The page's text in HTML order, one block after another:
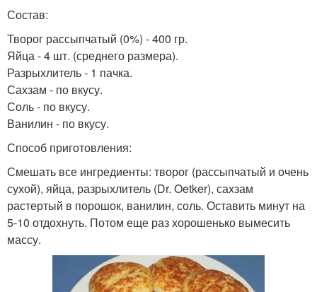
Состав:
Творог рассыпчатый (0%) - 400 гр.
Яйца - 4 шт. (среднего размера).
Разрыхлитель - 1 пачка.
Сахзам - по вкусу.
Соль - по вкусу.
Ванилин - по вкусу.
Способ приготовления:
Смешать все ингредиенты: творог (рассыпчатый и очень
сухой), яйца, разрыхлитель (Dr. Oetker), сахзам
растертый в порошок, ванилин, соль. Оставить минут на
5-10 отдохнуть. Потом еще раз хорошенько вымесить
массу.